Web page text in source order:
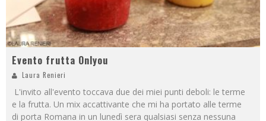
Evento frutta Onlyou
Laura Renieri
L'invito all'evento toccava due dei miei punti deboli: le terme
e la frutta. Un mix accattivante che mi ha portato alle terme
di porta Romana in un lunedì sera qualsiasi senza nessuna